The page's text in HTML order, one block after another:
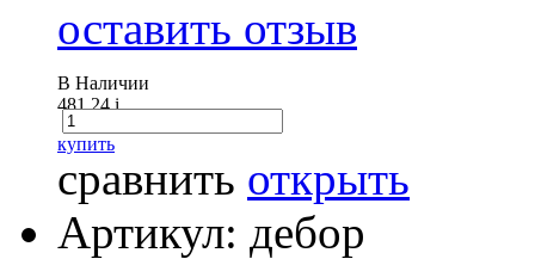
оставить отзыв
В Наличии
481.24i
купить
сравнить открыть
Артикул: дебор